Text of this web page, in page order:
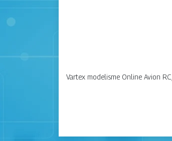
Vartex modelisme Online Avion